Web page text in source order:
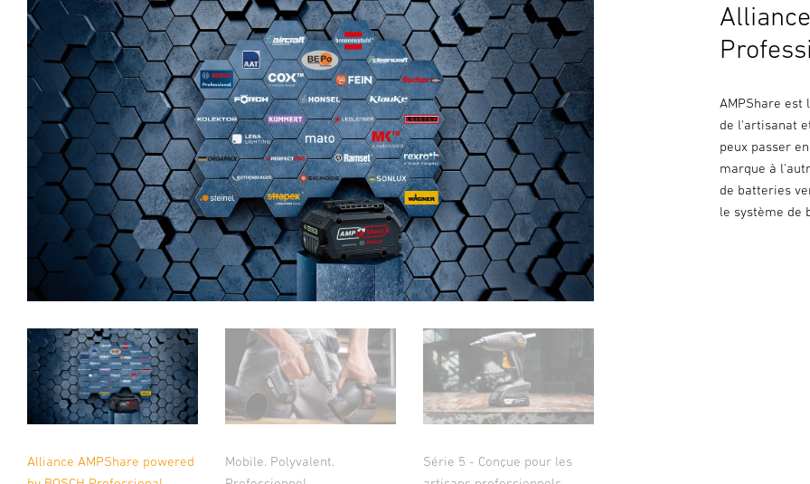
Alliance AMPShare powered
Mobile. Polyvalent.
Série 5 - Conçue pour les
AMPShare
de l'artisanat
peux passer
marque à
de batteries
le système de